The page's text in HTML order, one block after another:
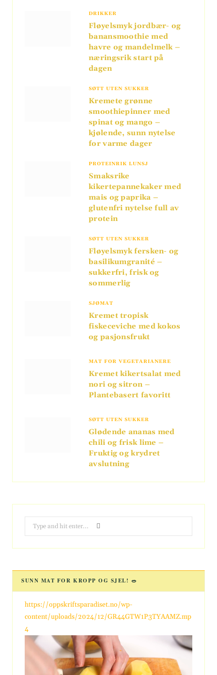
DRIKKER
Fløyelsmyk jordbær- og
banansmoothie med
havre og mandelmelk –
næringsrik start på
dagen
SØTT UTEN SUKKER
Kremete grønne
smoothiepinner med
spinat og mango –
kjølende, sunn nytelse
for varme dager
PROTEINRIK LUNSJ
Smaksrike
kikertepannekaker med
mais og paprika –
glutenfri nytelse full av
protein
SØTT UTEN SUKKER
Fløyelsmyk fersken- og
basilikumgranité –
sukkerfri, frisk og
sommerlig
SJØMAT
Kremet tropisk
fiskeceviche med kokos
og pasjonsfrukt
MAT FOR VEGETARIANERE
Kremet kikertsalat med
nori og sitron –
Plantebasert favoritt
SØTT UTEN SUKKER
Glødende ananas med
chili og frisk lime –
Fruktig og krydret
avslutning
Search
for:
SUNN MAT FOR KROPP OG SJEL! 🥗
https://oppskriftsparadiset.no/wp-
content/uploads/2024/12/GR44GTW1P3TYAAMZ.mp
4